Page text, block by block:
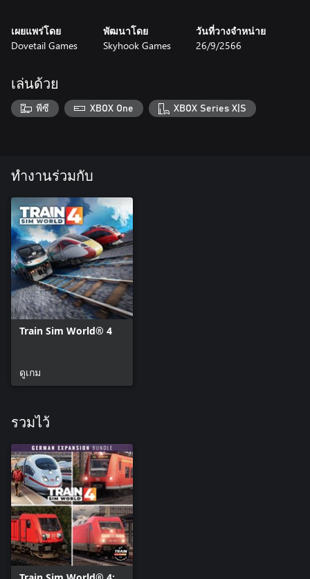
187 can haul with ease, and thanks to Skyhook Games you can
put it to work in Train Sim World 2: Schnellfahrstrecke Köln-
เผยแพร่โดย
Dovetail Games
พัฒนาโดย
Skyhook Games
วันที่วางจำหน่าย
26/9/2566
เล่นด้วย
พีซี XBOX One XBOX Series X|S
ทำงานร่วมกับ
Train Sim World® 4
ดูเกม
รวมไว้